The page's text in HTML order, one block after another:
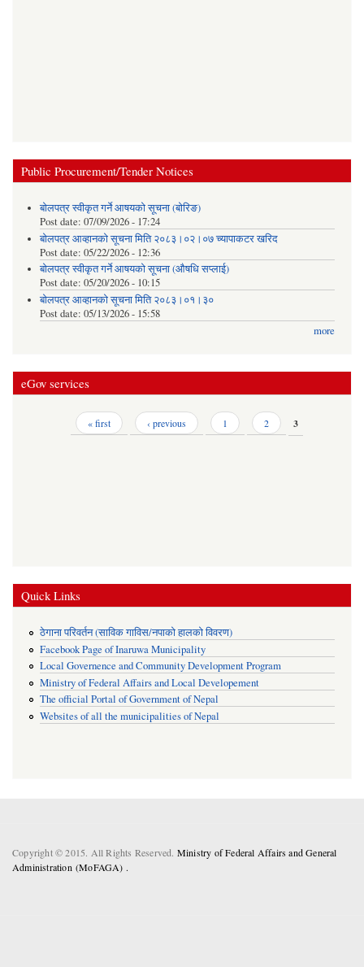
Public Procurement/Tender Notices
बोलपत्र स्वीकृत गर्ने आषयको सूचना (बोरिङ)
Post date: 07/09/2026 - 17:24
बोलपत्र आव्हानको सूचना मिति २०८३।०२।०७ च्यापाकटर खरिद
Post date: 05/22/2026 - 12:36
बोलपत्र स्वीकृत गर्ने आषयको सूचना (औषधि सप्लाई)
Post date: 05/20/2026 - 10:15
बोलपत्र आव्हानको सूचना मिति २०८३।०१।३०
Post date: 05/13/2026 - 15:58
more
eGov services
« first ‹ previous 1 2 3
Quick Links
ठेगाना परिवर्तन (साविक गाविस/नपाको हालको विवरण)
Facebook Page of Inaruwa Municipality
Local Governence and Community Development Program
Ministry of Federal Affairs and Local Developement
The official Portal of Government of Nepal
Websites of all the municipalities of Nepal
Copyright © 2015. All Rights Reserved. Ministry of Federal Affairs and General
Administration (MoFAGA) .